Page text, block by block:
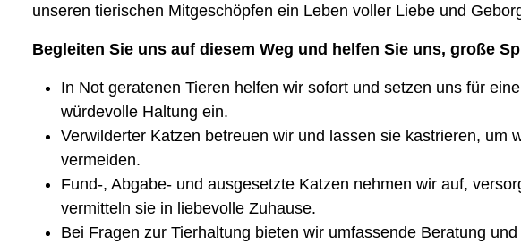
unseren tierischen Mitgeschöpfen ein Leben voller Liebe und
Begleiten Sie uns auf diesem Weg und helfen Sie uns, große
In Not geratenen Tieren helfen wir sofort und setzen uns für
würdevolle Haltung ein.
Verwilderter Katzen betreuen wir und lassen sie kastrieren, um
vermeiden.
Fund-, Abgabe- und ausgesetzte Katzen nehmen wir auf,
vermitteln sie in liebevolle Zuhause.
Bei Fragen zur Tierhaltung bieten wir umfassende Beratung